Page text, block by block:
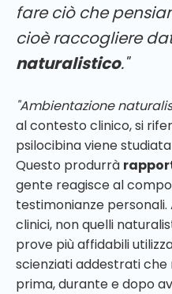
fare ciò che
cioè raccogliere
naturalistico."
"Ambientazione
al contesto clinico, si
psilocibina viene studiata
Questo produrrà
gente reagisce al
testimonianze
clinici, non quelli
prove più affidabili
scienziati addestrati
prima, durante e dopo